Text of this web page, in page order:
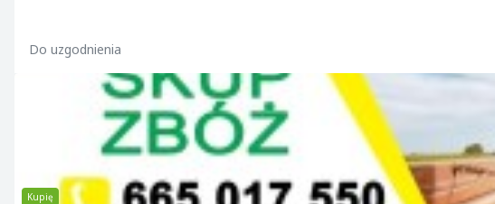
Do uzgodnienia
Kupię